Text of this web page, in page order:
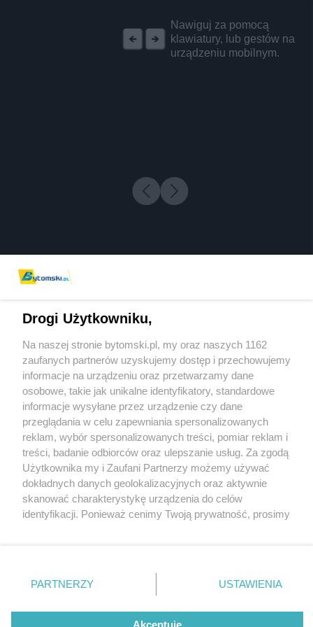
Nawiguj za pomocą
klawiatury, lub gestów na
urządzeniu mobilnym.
1 / 0
Wydawca mediów lokalnych
Nie zapomnij
zapoznać się z:
polityką prywatności regulamin korzystania z portali
Twojemiasto
Piekary Śląskie
Chorzów
Tarnowskie Góry
Gliwice
Skontakuj sięz nami
Kontakt
Wydawca
Pogoda
Drogi Użytkowniku,
Na naszej stronie bytomski.pl, my oraz naszych 1162
zaufanych partnerów uzyskujemy dostęp i przechowujemy
informacje na urządzeniu oraz przetwarzamy dane
osobowe, takie jak unikalne identyfikatory, standardowe
informacje wysyłane przez urządzenie czy dane
przeglądania w celu zapewniania spersonalizowanych
reklam, wybór spersonalizowanych treści, pomiar reklam i
treści, badanie odbiorców oraz ulepszanie usług. Za zgodą
Użytkownika my i Zaufani Partnerzy możemy używać
dokładnych danych geolokalizacyjnych oraz aktywnie
skanować charakterystykę urządzenia do celów
identyfikacji. Ponieważ cenimy Twoją prywatność, prosimy
prywatności znajdujący się w lewym dolnym rogu strony
. Niektóre rodzaje przetwarzania danych nie wymagają
zgody użytkownika, ale masz prawo sprzeciwić się
takiemu przetwarzaniu. Preferencje będą miały
PARTNERZY USTAWIENIA
Akceptuję